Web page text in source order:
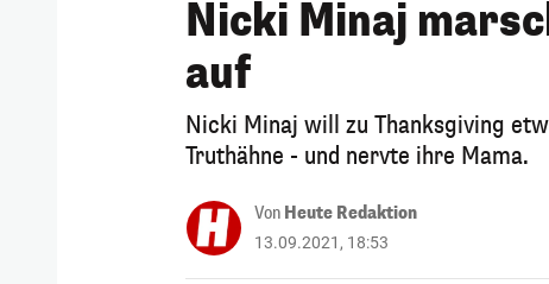
Nicki Minaj
auf
Nicki Minaj will zu Thanksgiving
Truthähne - und nervte ihre Mama.
Von Heute Redaktion
13.09.2021, 18:53